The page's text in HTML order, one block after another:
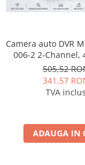
Camera auto DVR
006-2 2-Channel,
1080P Spate, ecran
WiFi, Night Vision,
Loop
505,52
341,57
TVA inclus
ADAUGA IN